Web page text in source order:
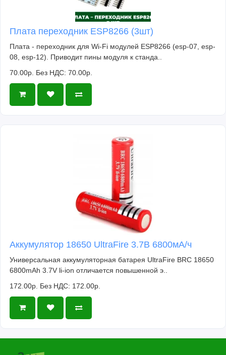
Плата переходник ESP8266 (3шт)
Плата - переходник для Wi-Fi модулей ESP8266 (esp-07, esp-
08, esp-12). Приводит пины модуля к станда..
70.00р. Без НДС: 70.00р.
Аккумулятор 18650 UltraFire 3.7В 6800мА/ч
Универсальная аккумуляторная батарея UltraFire BRC 18650
6800mAh 3.7V li-ion отличается повышенной э..
172.00р. Без НДС: 172.00р.